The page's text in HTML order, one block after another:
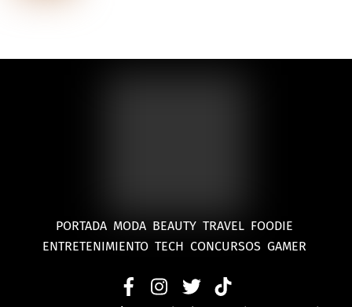
PORTADA MODA BEAUTY TRAVEL FOODIE
ENTRETENIMIENTO TECH CONCURSOS GAMER